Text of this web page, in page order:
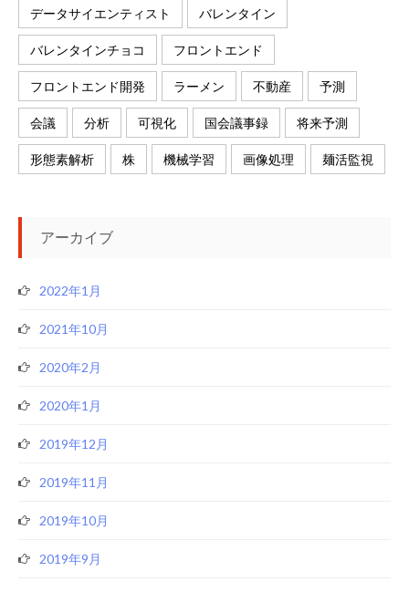
データサイエンティスト バレンタイン
バレンタインチョコ フロントエンド
フロントエンド開発 ラーメン 不動産 予測
会議 分析 可視化 国会議事録 将来予測
形態素解析 株 機械学習 画像処理 麺活監視
アーカイブ
2022年1月
2021年10月
2020年2月
2020年1月
2019年12月
2019年11月
2019年10月
2019年9月